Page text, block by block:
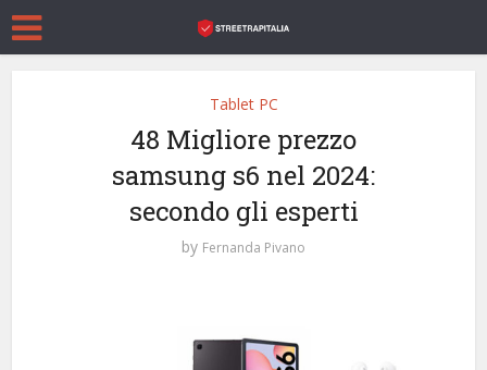
Tablet PC
48 Migliore prezzo
samsung s6 nel 2024:
secondo gli esperti
by Fernanda Pivano